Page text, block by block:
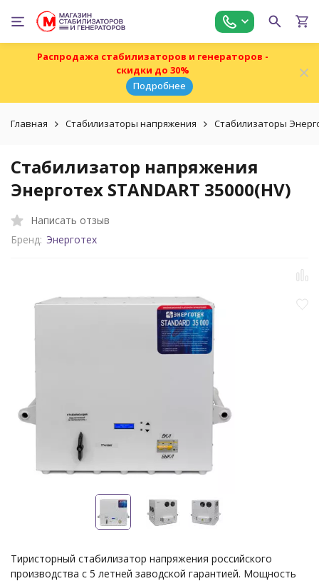
Распродажа стабилизаторов и генераторов -
скидки до 30%
Подробнее
Главная Стабилизаторы напряжения Стабилизаторы
Стабилизатор напряжения
Энерготех STANDART 35000(HV)
Написать отзыв
Бренд: Энерготех
Тиристорный стабилизатор напряжения российского
производства с 5 летней заводской гарантией. Мощность